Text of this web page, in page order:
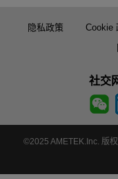
隐私政策 Cookie
社交
©2025 AMETEK.Inc. 版